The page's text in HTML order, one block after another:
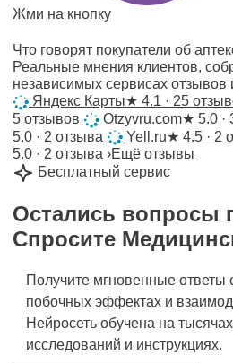
Жми на кнопку
Что говорят покупатели об
Реальные мнения клиентов,
независимых сервисах отзывов
Яндекс Карты★ 4.1 · 25
5 отзывов
Otzyvru.com★ 5.0 ·
5.0 · 2 отзыва
Yell.ru★ 4.5 · 2
5.0 · 2 отзыва ›Ещё отзывы
Бесплатный сервис
Остались вопросы
Спросите
Получите мгновенные ответы
побочных эффектах и
Нейросеть обучена на
исследований и инструкциях.